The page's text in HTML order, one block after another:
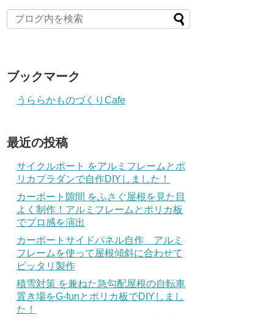
ブックマーク
うららかものづくりCafe
最近の投稿
サイクルポート をアルミフレームとポ
リカプラダンで自作DIYしました！
カーポート隙間 をふさぐ屋根を見た目
よく制作！アルミフレームとポリカ板
でプロ感を演出
カーポートサイドパネル自作 アルミ
フレームを使って屋根傾斜に合わせて
ピッタリ製作
積雪対策 を兼ねた急勾配屋根の自転車
置き場をG-funとポリカ板でDIYしまし
た！